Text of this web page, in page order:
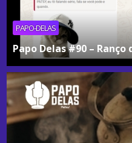
PAPO-DELAS
Papo Delas #90 –